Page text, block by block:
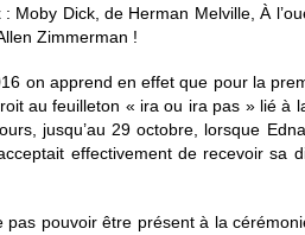
Dick, de Herman Melville, À
Zimmerman !
on apprend en effet que pour la
au feuilleton « ira ou ira pas » lié à
jusqu’au 29 octobre, lorsque
effectivement de recevoir sa
pas pouvoir être présent à la